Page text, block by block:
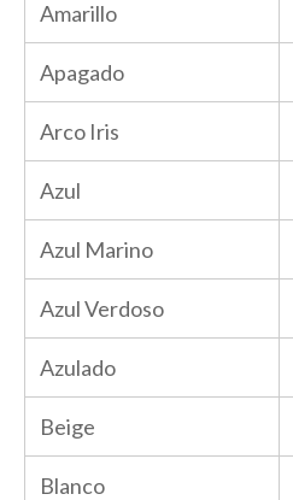
Amarillo
Apagado
Arco Iris
Azul
Azul Marino
Azul Verdoso
Azulado
Beige
Blanco